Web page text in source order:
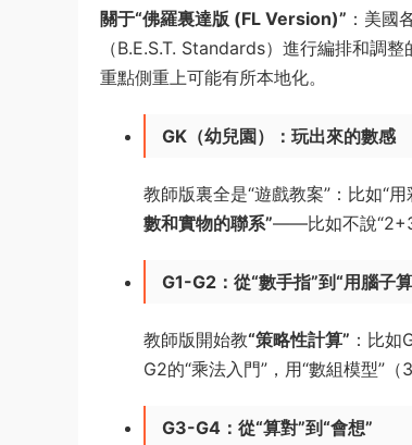
關于“佛羅裏達版 (FL Version)” ：美國
（B.E.S.T. Standards）進行編排和調
重點側重上可能有所本地化。
GK（幼兒園）：玩出來的數感
教師版裏全是“遊戲教案”：比如“
數和實物的聯系”——比如不說
G1-G2：從“數手指”到“用腦子
教師版開始教“策略性計算” ：比
G2的“乘法入門”，用“數組模型”
G3-G4：從“算對”到“會想”